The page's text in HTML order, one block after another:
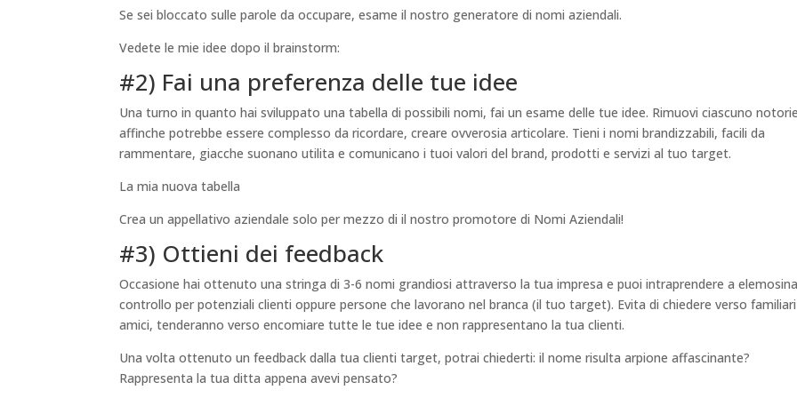
Se sei bloccato sulle parole da occupare, esame il nostro generatore di nomi aziendali.
Vedete le mie idee dopo il brainstorm:
#2) Fai una preferenza delle tue idee
Una turno in quanto hai sviluppato una tabella di possibili nomi, fai un esame delle tue idee. Rimuovi ciascuno
affinche potrebbe essere complesso da ricordare, creare ovverosia articolare. Tieni i nomi brandizzabili, facili da
rammentare, giacche suonano utilita e comunicano i tuoi valori del brand, prodotti e servizi al tuo target.
La mia nuova tabella
Crea un appellativo aziendale solo per mezzo di il nostro promotore di Nomi Aziendali!
#3) Ottieni dei feedback
Occasione hai ottenuto una stringa di 3-6 nomi grandiosi attraverso la tua impresa e puoi intraprendere a
controllo per potenziali clienti oppure persone che lavorano nel branca (il tuo target). Evita di chiedere verso
amici, tenderanno verso encomiare tutte le tue idee e non rappresentano la tua clienti.
Una volta ottenuto un feedback dalla tua clienti target, potrai chiederti: il nome risulta arpione affascinante?
Rappresenta la tua ditta appena avevi pensato?